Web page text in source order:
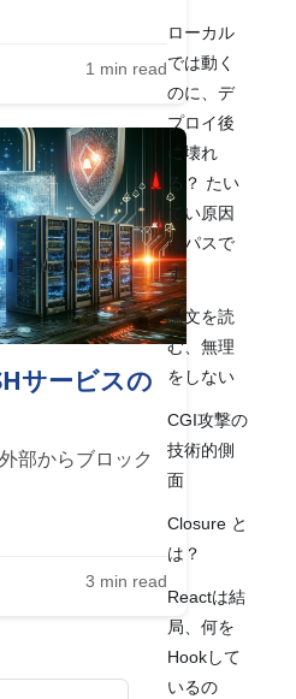
1 min read
サービスの
部からブロック
3 min read
ローカル
では動く
のに、デ
プロイ後
に壊れ
る？ たい
てい原因
はパスで
す
論文を読
む、無理
をしない
CGI攻撃の
技術的側
面
Closure と
は？
Reactは結
局、何を
Hookして
いるの